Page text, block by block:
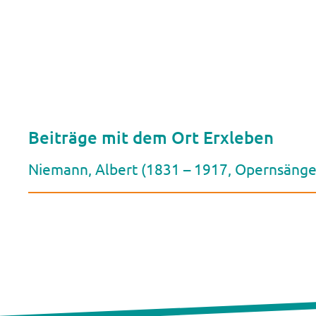
Beiträge mit dem Ort Erxleben
Niemann, Albert (1831 – 1917,